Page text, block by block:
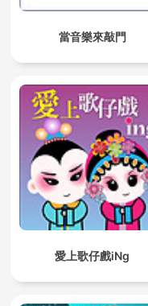
當音樂來敲門
愛上歌仔戲iNg